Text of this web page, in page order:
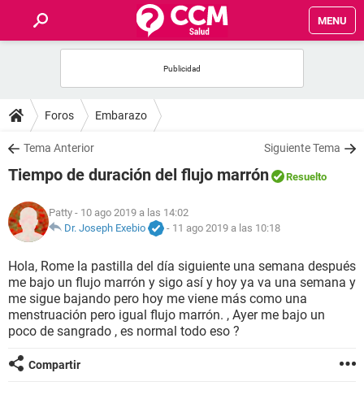
MENU
FOROS
SALUD
FAMILIA
NUTRICIÓN
BIENESTAR
SEXUALIDAD
GLOSARIO
Foros Embarazo
Tema Anterior Siguiente Tema
Tiempo de duración del flujo marrón Resuelto
Patty - 10 ago 2019 a las 14:02
Dr. Joseph Exebio
- 11 ago 2019 a las 10:18
Hola, Rome la pastilla del día siguiente una semana después
me bajo un flujo marrón y sigo así y hoy ya va una semana y
me sigue bajando pero hoy me viene más como una
menstruación pero igual flujo marrón. , Ayer me bajo un
poco de sangrado , es normal todo eso ?
Compartir